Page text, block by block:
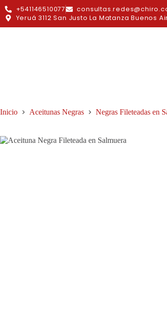
+541146510077
Yeruá 3112 San Justo La Matanza Buenos
Inicio Aceitunas Negras Negras Fileteadas en